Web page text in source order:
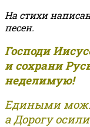
На стихи
песен.
Господи
и сохрани
неделимую!
Едиными
а Дорогу